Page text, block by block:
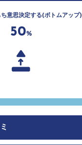
意思決定する(ボトムアップ)
50%